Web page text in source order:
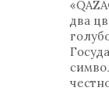
два